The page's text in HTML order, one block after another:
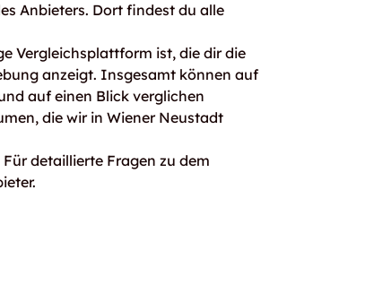
Anbieters. Dort findest du alle
Vergleichsplattform ist, die dir die
anzeigt. Insgesamt können auf
auf einen Blick verglichen
die wir in Wiener Neustadt
detaillierte Fragen zu dem